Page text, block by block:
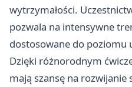
wytrzymałości.
pozwala na intensywne
dostosowane do poziomu
Dzięki różnorodnym
mają szansę na rozwijanie